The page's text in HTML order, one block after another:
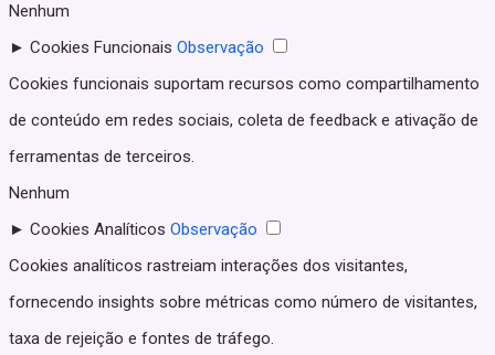
Nenhum
► Cookies Funcionais Observação
Cookies funcionais suportam recursos como compartilhamento
de conteúdo em redes sociais, coleta de feedback e ativação de
ferramentas de terceiros.
Nenhum
► Cookies Analíticos Observação
Cookies analíticos rastreiam interações dos visitantes,
fornecendo insights sobre métricas como número de visitantes,
taxa de rejeição e fontes de tráfego.